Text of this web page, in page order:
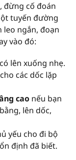
đừng cố đoán
tuyến đường
leo ngắn, đoạn
vào đó:
lên xuống nhẹ.
cho các dốc lặp
cao nếu bạn
lên dốc,
yếu cho đi bộ
định đã biết.